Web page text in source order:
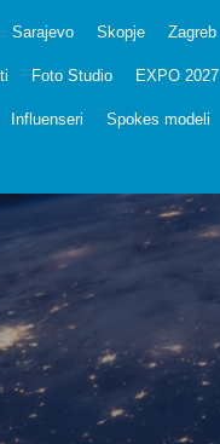
Sarajevo Skopje Zagreb
Foto Studio EXPO 2027
Influenseri Spokes modeli